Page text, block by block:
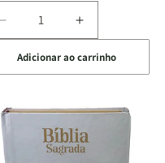
Diminuir
a
quantidade
de
a
Bíblia
Livro
Aumentar
a
quantidade
de
a
Bíblia
Livro
Adicionar ao carrinho